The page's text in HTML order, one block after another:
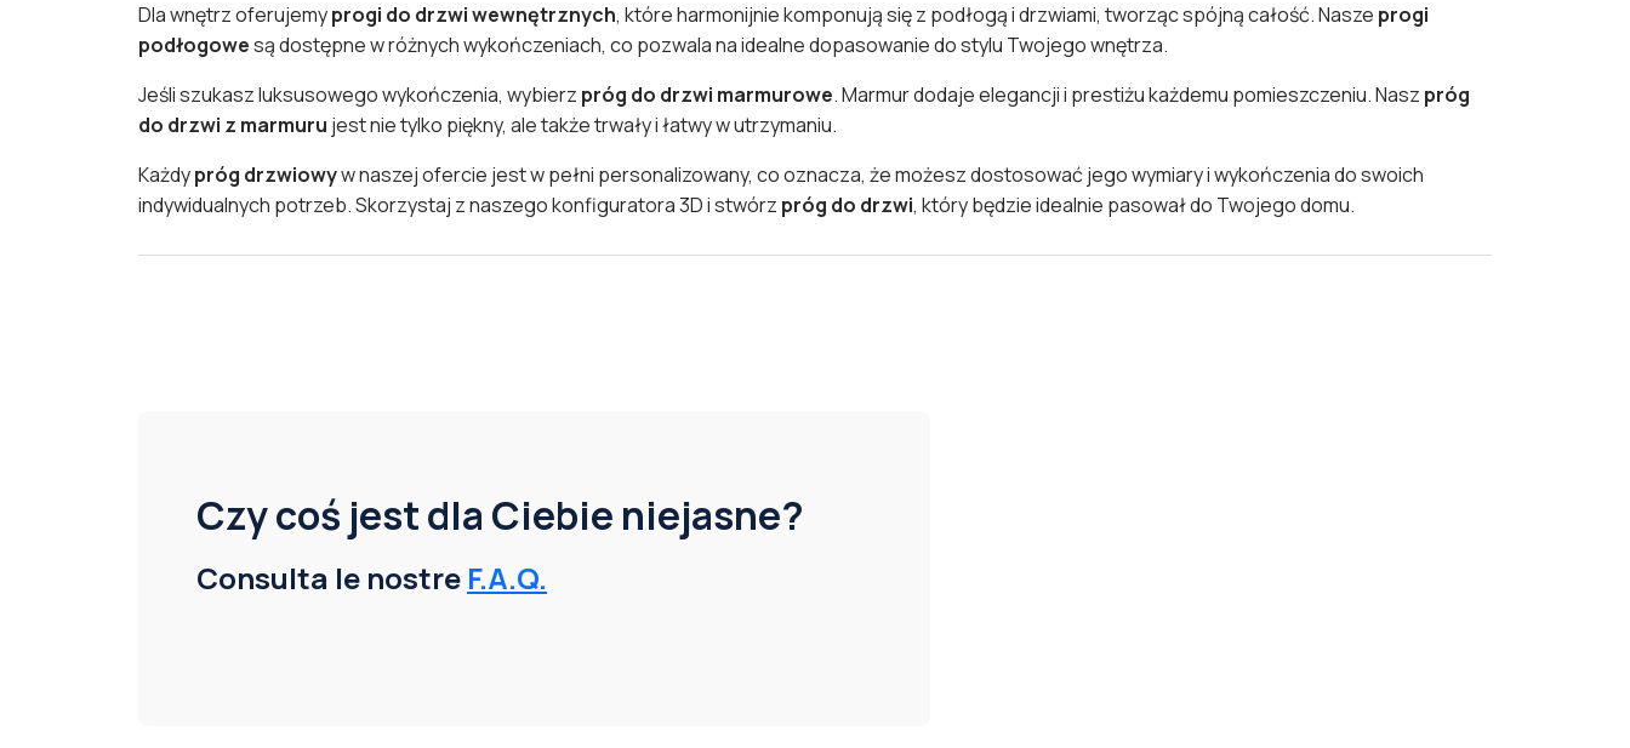
Dla wnętrz oferujemyprogi do drzwi wewnętrznych, które harmonijnie komponują się z podłogą i drzwiami, tworząc spójną całość. Nasze progi
podłogowesą dostępne w różnych wykończeniach, co pozwala na idealne dopasowanie do stylu Twojego wnętrza.
Jeśli szukasz luksusowego wykończenia, wybierz próg do drzwi marmurowe. Marmur dodaje elegancji i prestiżu każdemu pomieszczeniu. Nasz próg
do drzwi z marmuru jest nie tylko piękny, ale także trwały i łatwy w utrzymaniu.
Każdypróg drzwiowyw naszej ofercie jest w pełni personalizowany, co oznacza, że możesz dostosować jego wymiary i wykończenia do swoich
indywidualnych potrzeb. Skorzystaj z naszego konfiguratora 3D i stwórz próg do drzwi, który będzie idealnie pasował do Twojego domu.
Czy coś jest dla Ciebie niejasne?
Consulta le nostre F.A.Q.